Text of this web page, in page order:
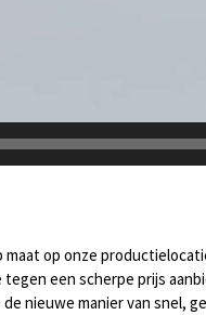
op onze
een scherpe prijs
nieuwe manier van snel,